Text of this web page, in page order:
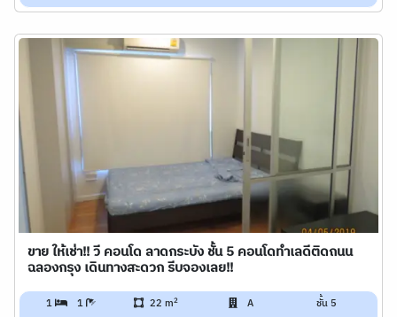
ขาย ให้เช่า!! วี คอนโด ลาดกระบัง ชั้น 5 คอนโดทำเลดีติดถนน
ฉลองกรุง เดินทางสะดวก รีบจองเลย!!
1 1 22 m2 A ชั้น 5